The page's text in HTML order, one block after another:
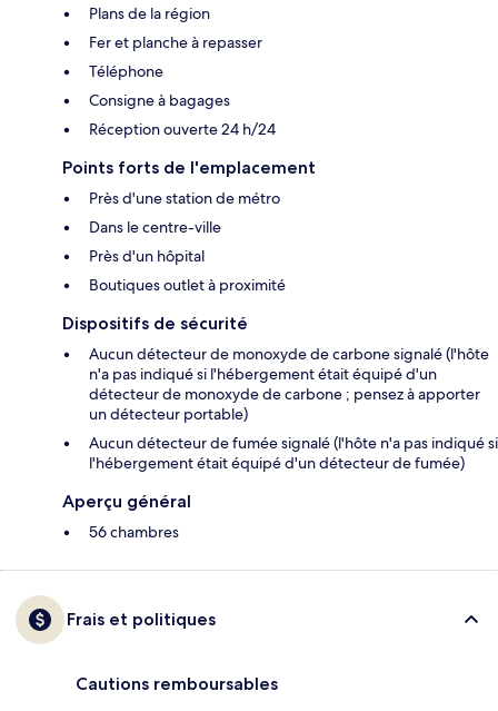
Plans de la région
Fer et planche à repasser
Téléphone
Consigne à bagages
Réception ouverte 24 h/24
Points forts de l'emplacement
Près d'une station de métro
Dans le centre-ville
Près d'un hôpital
Boutiques outlet à proximité
Dispositifs de sécurité
Aucun détecteur de monoxyde de carbone signalé (l'hôte
n'a pas indiqué si l'hébergement était équipé d'un
détecteur de monoxyde de carbone ; pensez à apporter
un détecteur portable)
Aucun détecteur de fumée signalé (l'hôte n'a pas indiqué si
l'hébergement était équipé d'un détecteur de fumée)
Aperçu général
56 chambres
Frais et politiques
Cautions remboursables